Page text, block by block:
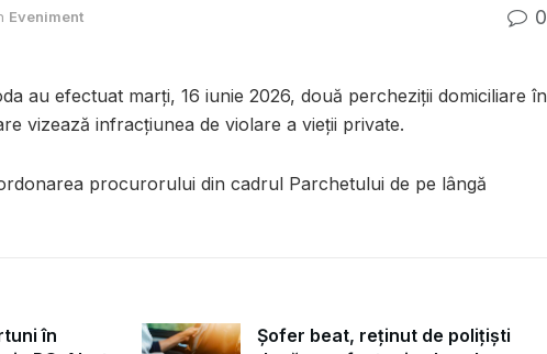
Eveniment 0
au efectuat marți, 16 iunie 2026, două percheziții domiciliare în
vizează infracțiunea de violare a vieții private.
procurorului din cadrul Parchetului de pe lângă
în
Șofer beat, reținut de polițiști